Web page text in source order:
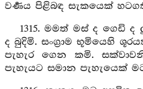
වර්‍ණය පිළිබඳ සැකයෙක්
1315. මමත් මස් ද ගෙඩි
ද බුදිමි. සංග්‍රාම භූමියෙහි
පැහැර ගෙන කමි.
පැහැයට සමාන පැහැයෙක්